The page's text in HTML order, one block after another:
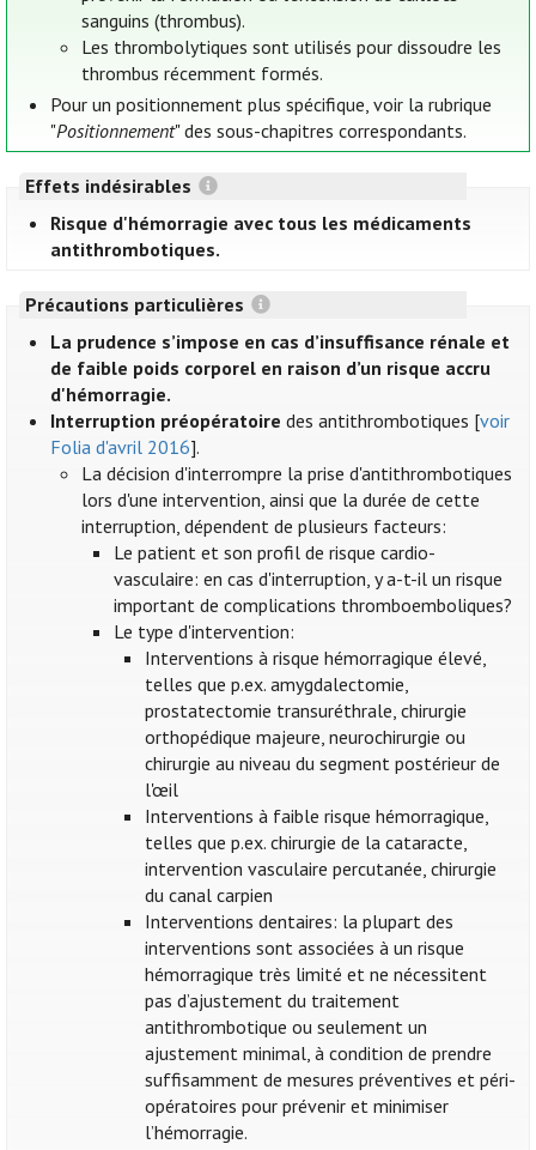
sanguins (thrombus).
Les thrombolytiques sont utilisés pour dissoudre les
thrombus récemment formés.
Pour un positionnement plus spécifique, voir la rubrique
"Positionnement" des sous-chapitres correspondants.
Effets indésirables
Risque d'hémorragie avec tous les médicaments
antithrombotiques.
Précautions particulières
La prudence s’impose en cas d’insuffisance rénale et
de faible poids corporel en raison d’un risque accru
d'hémorragie.
Interruption préopératoire des antithrombotiques [voir
Folia d'avril 2016].
La décision d'interrompre la prise d'antithrombotiques
lors d'une intervention, ainsi que la durée de cette
interruption, dépendent de plusieurs facteurs:
Le patient et son profil de risque cardio-
vasculaire: en cas d'interruption, y a-t-il un risque
important de complications thromboemboliques?
Le type d'intervention:
Interventions à risque hémorragique élevé,
telles que p.ex. amygdalectomie,
prostatectomie transuréthrale, chirurgie
orthopédique majeure, neurochirurgie ou
chirurgie au niveau du segment postérieur de
l'œil
Interventions à faible risque hémorragique,
telles que p.ex. chirurgie de la cataracte,
intervention vasculaire percutanée, chirurgie
du canal carpien
Interventions dentaires: la plupart des
interventions sont associées à un risque
hémorragique très limité et ne nécessitent
pas d’ajustement du traitement
antithrombotique ou seulement un
ajustement minimal, à condition de prendre
suffisamment de mesures préventives et péri-
opératoires pour prévenir et minimiser
l’hémorragie.